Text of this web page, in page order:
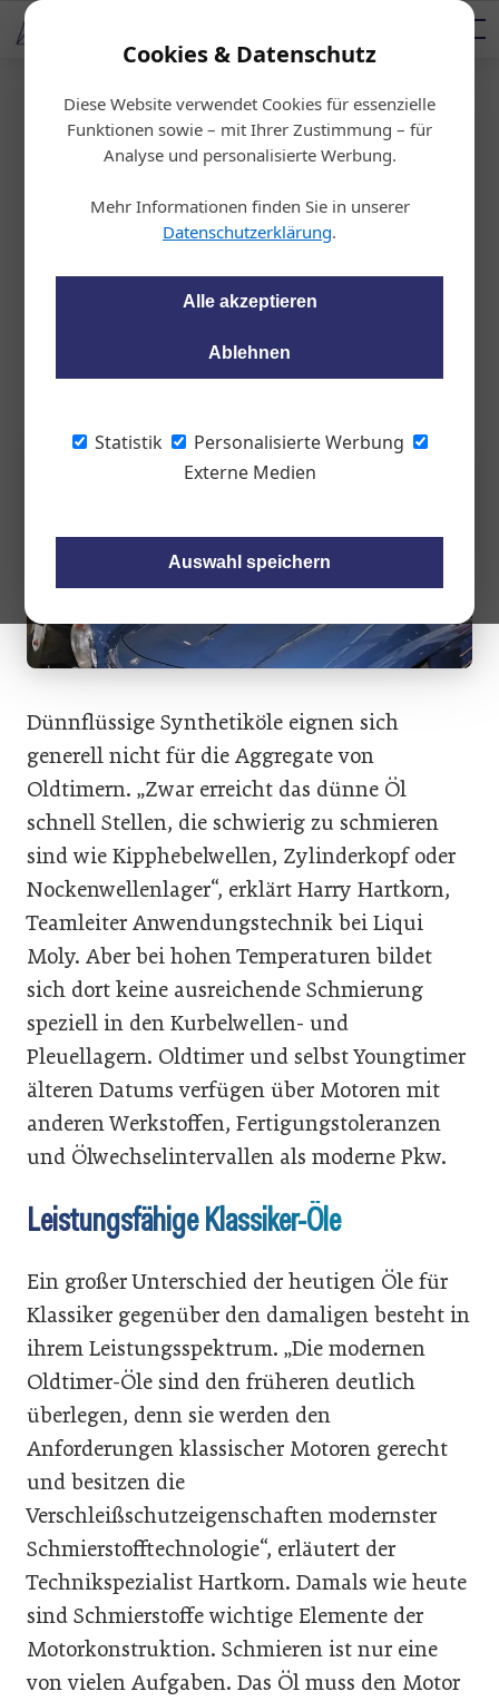
Cookies & Datenschutz
Diese Website verwendet Cookies für essenzielle
Funktionen sowie – mit Ihrer Zustimmung – für
Analyse und personalisierte Werbung.
Mehr Informationen finden Sie in unserer
Datenschutzerklärung.
Alle akzeptieren
Ablehnen
Statistik
Personalisierte Werbung
Externe Medien
Auswahl speichern
AUTOMOTIVE AKADEMIE
Podcast
Startseite/KFZ-Technik
Oldtimer
Das beste Öl für alte Motoren
13.05.2024, 13:24 Uhr
Youngtimer-Motoren geht, gibt es nur eine Devise: Bloß nichts
Synthetisches!
Dünnflüssige Synthetiköle eignen sich
generell nicht für die Aggregate von
Oldtimern. „Zwar erreicht das dünne Öl
schnell Stellen, die schwierig zu schmieren
sind wie Kipphebelwellen, Zylinderkopf oder
Nockenwellenlager“, erklärt Harry Hartkorn,
Teamleiter Anwendungstechnik bei Liqui
Moly. Aber bei hohen Temperaturen bildet
sich dort keine ausreichende Schmierung
speziell in den Kurbelwellen- und
Pleuellagern. Oldtimer und selbst Youngtimer
älteren Datums verfügen über Motoren mit
anderen Werkstoffen, Fertigungstoleranzen
und Ölwechselintervallen als moderne Pkw.
Leistungsfähige Klassiker-Öle
Ein großer Unterschied der heutigen Öle für
Klassiker gegenüber den damaligen besteht in
ihrem Leistungsspektrum. „Die modernen
Oldtimer-Öle sind den früheren deutlich
überlegen, denn sie werden den
Anforderungen klassischer Motoren gerecht
und besitzen die
Verschleißschutzeigenschaften modernster
Schmierstofftechnologie“, erläutert der
Technikspezialist Hartkorn. Damals wie heute
sind Schmierstoffe wichtige Elemente der
Motorkonstruktion. Schmieren ist nur eine
von vielen Aufgaben. Das Öl muss den Motor